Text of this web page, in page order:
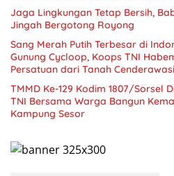
Jaga Lingkungan Tetap Bersih,
Jingah Bergotong Royong
Sang Merah Putih Terbesar di
Gunung Cycloop, Koops TNI
Persatuan dari Tanah
TMMD Ke-129 Kodim 1807/Sorsel
TNI Bersama Warga Bangun
Kampung Sesor